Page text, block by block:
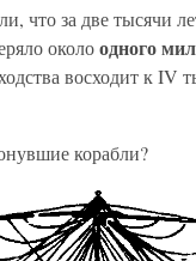
что за две тысячи
околоодного
восходит к IV
корабли?